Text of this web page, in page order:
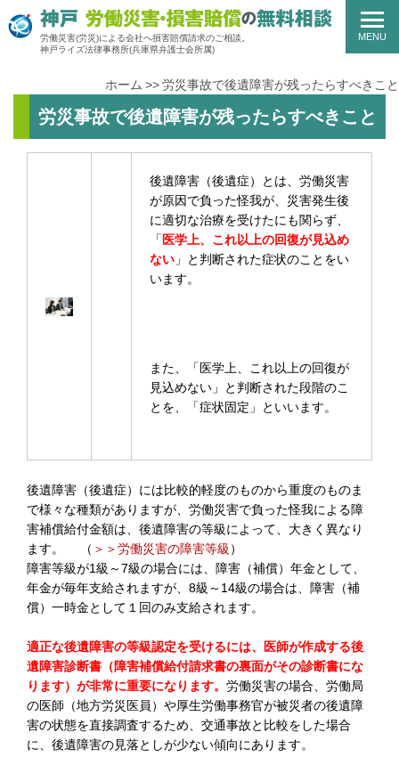
労働災害(労災)による会社へ損害賠償請求のご相談。
神戸ライズ法律事務所(兵庫県弁護士会所属)
MENU
ホーム 労災事故で後遺障害が残ったらすべきこと
労災事故で後遺障害が残ったらすべきこと
後遺障害（後遺症）とは、労働災害
が原因で負った怪我が、災害発生後
に適切な治療を受けたにも関らず、
「 医学上、これ以上の回復が見込め
ない 」と判断された症状のことをい
います。
また、「医学上、これ以上の回復が
見込めない」と判断された段階のこ
とを、「症状固定」といいます。
後遺障害（後遺症）には比較的軽度のものから重度のものま
で様々な種類がありますが、労働災害で負った怪我による障
害補償給付金額は、後遺障害の等級によって、大きく異なり
ます。 （ ＞＞労働災害の障害等級 ）
障害等級が1級～7級の場合には、障害（補償）年金として、
年金が毎年支給されますが、8級～14級の場合は、障害（補
償）一時金として１回のみ支給されます。
適正な後遺障害の等級認定を受けるには、医師が作成する後
遺障害診断書（障害補償給付請求書の裏面がその診断書にな
ります）が非常に重要になります。 労働災害の場合、労働局
の医師（地方労災医員）や厚生労働事務官が被災者の後遺障
害の状態を直接調査するため、交通事故と比較をした場合
に、後遺障害の見落としが少ない傾向にあります。